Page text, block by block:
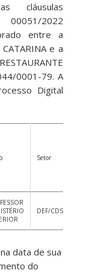
cláusulas
2022
entre a
CATARINA e a
0001-79. A
Digital
Setor
DEF/CDS
data de sua
do